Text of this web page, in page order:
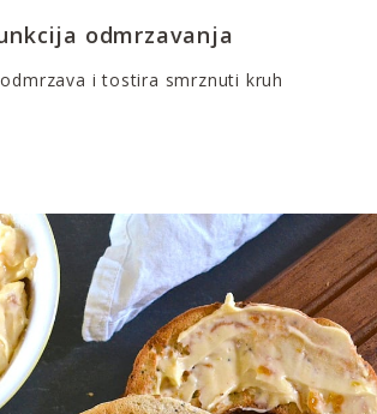
odmrzavanja
i tostira smrznuti kruh